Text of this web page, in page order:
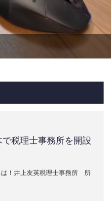
税理士事務所を開設
は！井上友英税理士事務所 所